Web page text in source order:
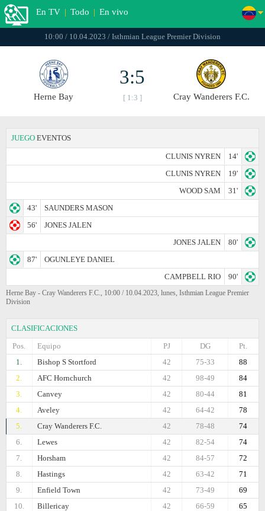
En TV | Todo | En vivo
10:00 / 10.04.2023 / Isthmian League Premier Division
Herne Bay
3:5
[ 1:3 ] Cray Wanderers F.C.
JUEGO EVENTOS
CLUNIS NYREN
14'
CLUNIS NYREN
19'
WOOD SAM
31'
43'
SAUNDERS MASON
56'
JONES JALEN
JONES JALEN
80'
87'
OGUNLEYE DANIEL
CAMPBELL RIO
90'
Herne Bay - Cray Wanderers F.C., 10:00 / 10.04.2023, lunes, Isthmian League Premier
Division
CLASIFICACIONES
Pos.
Equipo Pt.
DG
PJ
1.
Bishop S Stortford 88
75-33
42
2.
AFC Hornchurch 84
98-49
42
3.
Canvey 81
80-44
42
4.
Aveley 78
64-42
42
5.
Cray Wanderers F.C. 74
78-48
42
6.
Lewes 74
82-54
42
7.
Horsham 72
84-57
42
8.
Hastings 71
63-42
42
9.
Enfield Town 69
73-49
42
10.
Billericay 65
66-59
42